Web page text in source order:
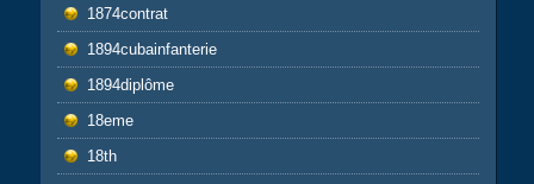
1874contrat
1894cubainfanterie
1894diplôme
18eme
18th